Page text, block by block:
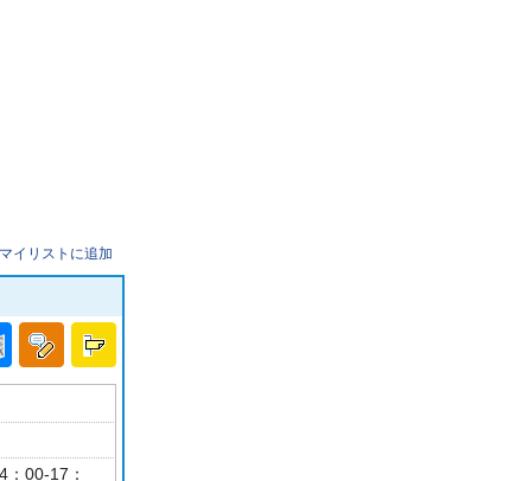
マイリストに追加
00-17：